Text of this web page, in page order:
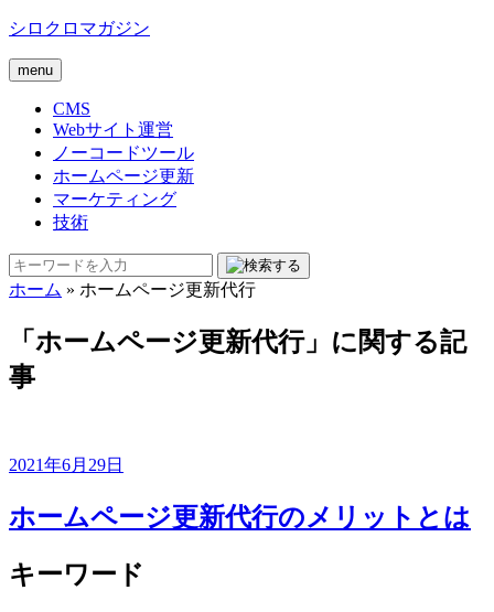
シロクロマガジン
menu
CMS
Webサイト運営
ノーコードツール
ホームページ更新
マーケティング
技術
ホーム » ホームページ更新代行
「ホームページ更新代行」に関する記
事
2021年6月29日
ホームページ更新代行のメリットとは
キーワード